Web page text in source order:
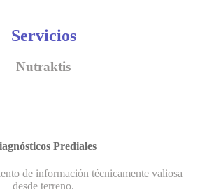
Servicios
Nutraktis
Prediales
de información técnicamente valiosa
desde terreno.